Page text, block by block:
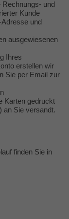
Rechnungs- und
Kunde
und
ausgewiesenen
Ihres
erstellen wir
Sie per Email zur
Karten gedruckt
an Sie versandt.
finden Sie in